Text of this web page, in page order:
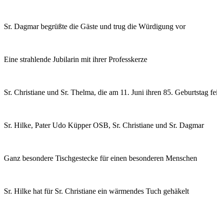
Sr. Dagmar begrüßte die Gäste und trug die Würdigung vor
Eine strahlende Jubilarin mit ihrer Professkerze
Sr. Christiane und Sr. Thelma, die am 11. Juni ihren 85. Geburtstag
Sr. Hilke, Pater Udo Küpper OSB, Sr. Christiane und Sr. Dagmar
Ganz besondere Tischgestecke für einen besonderen Menschen
Sr. Hilke hat für Sr. Christiane ein wärmendes Tuch gehäkelt